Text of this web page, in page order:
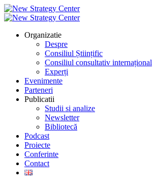
Organizatie
Despre
Consiliul Științific
Consiliul consultativ internațional
Experți
Evenimente
Parteneri
Publicatii
Studii si analize
Newsletter
Bibliotecă
Podcast
Proiecte
Conferinte
Contact